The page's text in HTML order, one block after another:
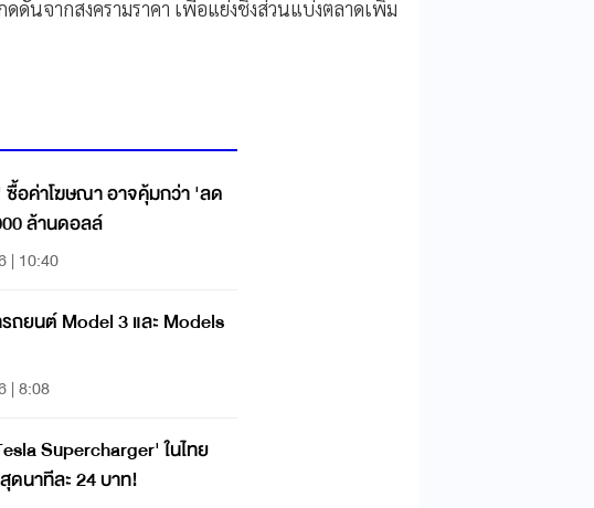
ดันจากสงครามราคา เพื่อแย่งชิงส่วนแบ่งตลาดเพิ่ม
ซื้อค่าโฆษณา อาจคุ้มกว่า 'ลด
ล้านดอลล์
| 10:40
ถยนต์ Model 3 และ Models
| 8:08
Supercharger' ในไทย
ดนาทีละ 24 บาท!